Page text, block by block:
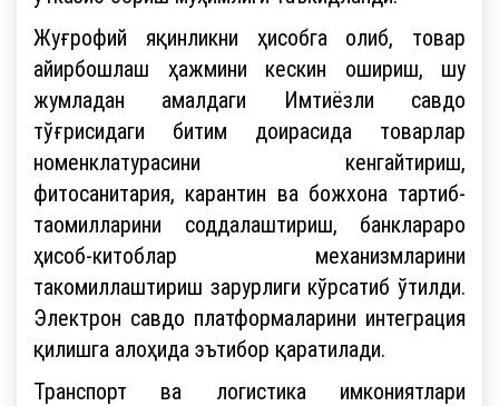
Жуғрофий яқинликни ҳисобга олиб, товар
айирбошлаш ҳажмини кескин ошириш, шу
жумладан амалдаги Имтиёзли савдо
тўғрисидаги битим доирасида товарлар
номенклатурасини кенгайтириш,
фитосанитария, карантин ва божхона тартиб-
таомилларини соддалаштириш, банклараро
ҳисоб-китоблар механизмларини
такомиллаштириш зарурлиги кўрсатиб ўтилди.
Электрон савдо платформаларини интеграция
қилишга алоҳида эътибор қаратилади.
Транспорт ва логистика имкониятлари